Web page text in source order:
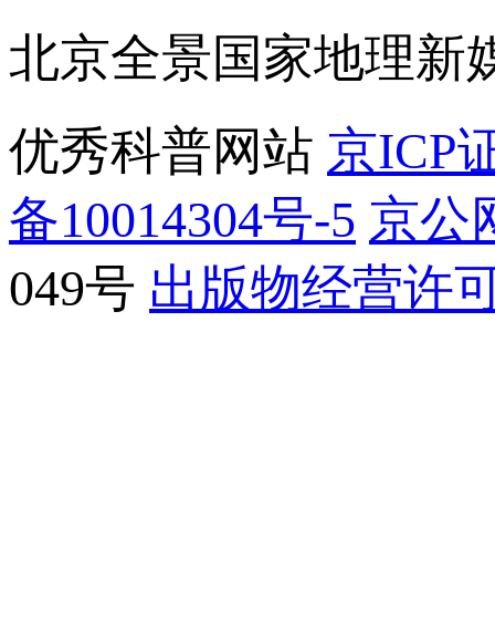
北京全景国家地理新
优秀科普网站 京ICP
备10014304号-5 京公
049号 出版物经营许